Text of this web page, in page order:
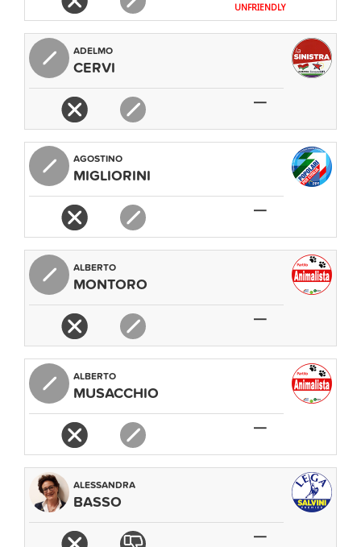
ADESIONE
PIATTAFORMAAPPROVATO
FATTORE
RAINBOW
UNFRIENDLY
ADELMO
CERVI
—
AGOSTINO
MIGLIORINI
—
ALBERTO
MONTORO
—
ALBERTO
MUSACCHIO
—
ALESSANDRA
BASSO
—